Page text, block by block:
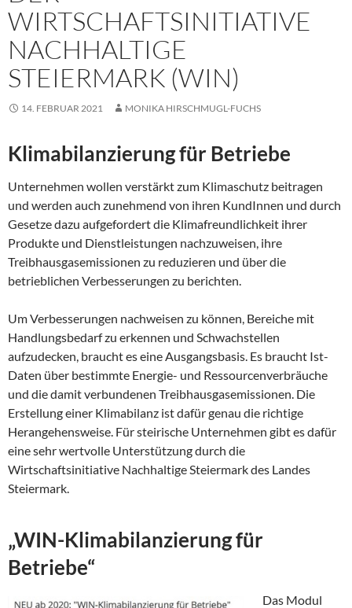
WIRTSCHAFTSINITIATIVE
NACHHALTIGE
STEIERMARK (WIN)
14. FEBRUAR 2021 MONIKA HIRSCHMUGL-FUCHS
Klimabilanzierung für Betriebe
Unternehmen wollen verstärkt zum Klimaschutz beitragen
und werden auch zunehmend von ihren KundInnen und durch
Gesetze dazu aufgefordert die Klimafreundlichkeit ihrer
Produkte und Dienstleistungen nachzuweisen, ihre
Treibhausgasemissionen zu reduzieren und über die
betrieblichen Verbesserungen zu berichten.
Um Verbesserungen nachweisen zu können, Bereiche mit
Handlungsbedarf zu erkennen und Schwachstellen
aufzudecken, braucht es eine Ausgangsbasis. Es braucht Ist-
Daten über bestimmte Energie- und Ressourcenverbräuche
und die damit verbundenen Treibhausgasemissionen. Die
Erstellung einer Klimabilanz ist dafür genau die richtige
Herangehensweise. Für steirische Unternehmen gibt es dafür
eine sehr wertvolle Unterstützung durch die
Wirtschaftsinitiative Nachhaltige Steiermark des Landes
Steiermark.
„WIN-Klimabilanzierung für
Betriebe“
Das Modul